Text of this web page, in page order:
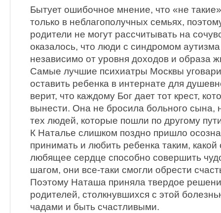
Бытует ошибочное мнение, что «не
только в неблагополучных семьях,
родители не могут рассчитывать на
оказалось, что люди с синдромом
независимо от уровня доходов и образа
Самые лучшие психиатры Москвы
оставить ребенка в интернате для
верит, что каждому Бог дает тот крест,
вынести. Она не бросила больного сына,
тех людей, которые пошли по другому
К Наталье слишком поздно пришло
принимать и любить ребенка таким, какой
любящее сердце способно совершить
шагом, они все-таки смогли обрести
Поэтому Наташа приняла твердое
родителей, столкнувшихся с этой
чадами и быть счастливыми.